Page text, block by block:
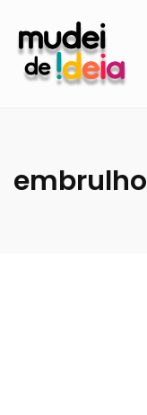
embrulho